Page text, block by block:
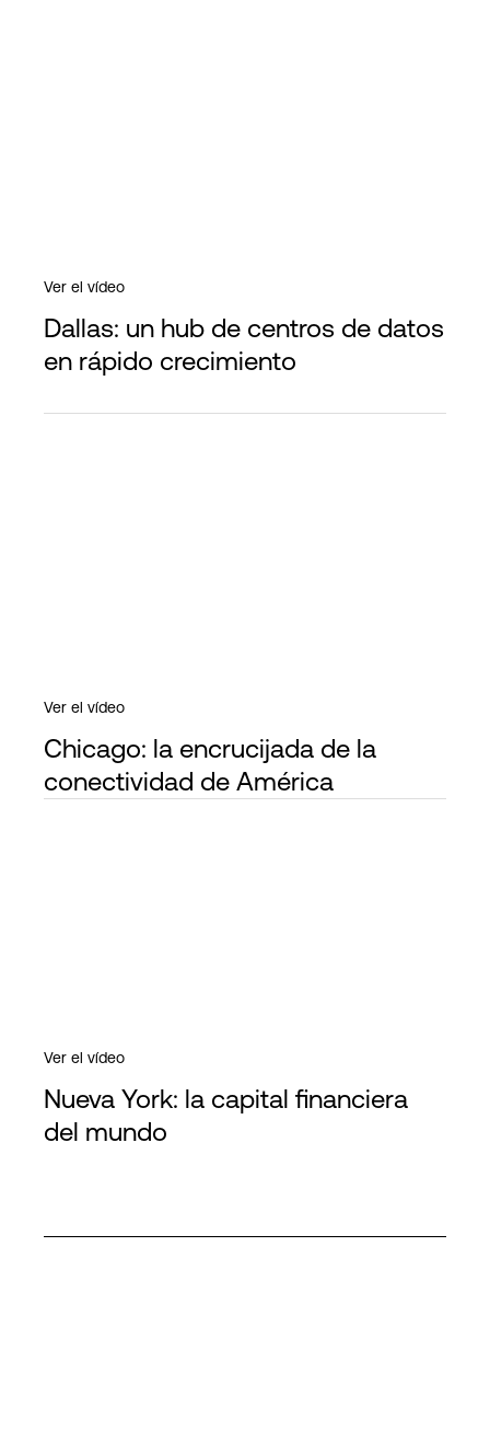
Ver el vídeo
Dallas: un hub de centros de datos
en rápido crecimiento
Ver el vídeo
Chicago: la encrucijada de la
conectividad de América
Ver el vídeo
Nueva York: la capital financiera
del mundo